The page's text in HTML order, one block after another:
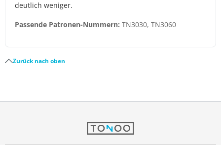
deutlich weniger.
Passende Patronen-Nummern: TN3030, TN3060
Zurück nach oben